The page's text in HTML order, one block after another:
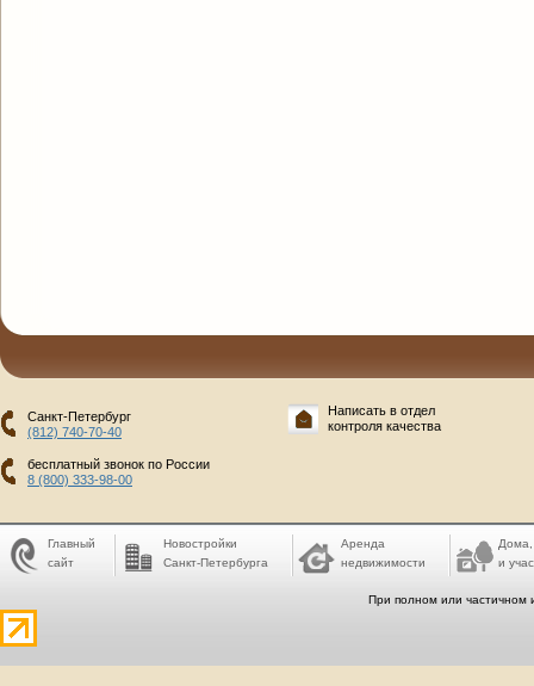
Санкт-Петербург
(812) 740-70-40
бесплатный звонок по России
8 (800) 333-98-00
Написать в отдел
контроля качества
Главный
сайт
Новостройки
Санкт-Петербурга
Аренда
недвижимости
Дома,
и
При полном или частичном